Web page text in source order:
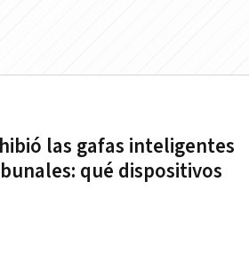
las gafas inteligentes
qué dispositivos